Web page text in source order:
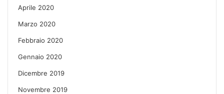
Aprile 2020
Marzo 2020
Febbraio 2020
Gennaio 2020
Dicembre 2019
Novembre 2019